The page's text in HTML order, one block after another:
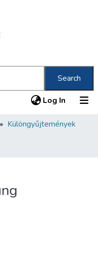
Search
Log In (current)
Különgyűjtemények